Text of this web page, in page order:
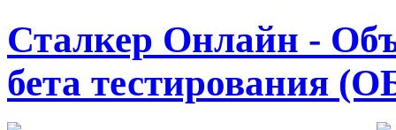
Сталкер Онлайн -
бета тестирования